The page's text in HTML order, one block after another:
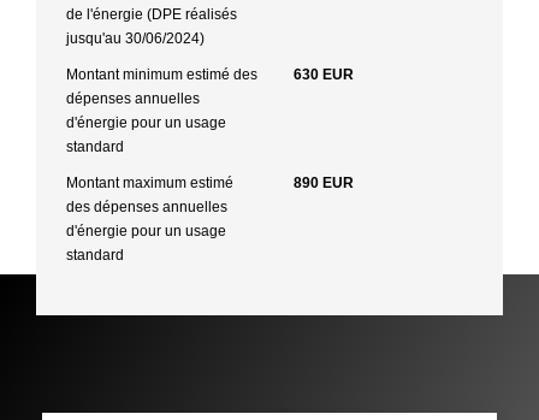
de l'énergie (DPE réalisés
jusqu'au 30/06/2024)
Montant minimum estimé des
dépenses annuelles
d'énergie pour un usage
standard
630 EUR
Montant maximum estimé
des dépenses annuelles
d'énergie pour un usage
standard
890 EUR